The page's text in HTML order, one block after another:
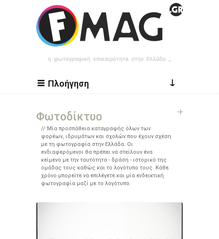
Παράκαμψη προς το κυρίως περιεχόμενο
Πλοήγηση ↓
Φωτοδίκτυο
Μία προσπάθεια καταγραφής όλων των
φορέων, ιδρυμάτων και σχολών που έχουν σχέση
με τη φωτογραφία στην Ελλάδα. Οι
ενδιαφερόμενοι θα πρέπει να στείλουν ένα
κείμενο με την ταυτότητα - δράση - ιστορικό της
ομάδας τους καθώς και το λογότυπο τους. Κάθε
χρόνο μπορείτε να επιλέγετε και μία ενδεικτική
φωτογραφία μαζί με το λογότυπο.